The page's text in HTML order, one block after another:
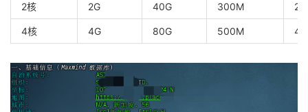
2核 2G 40G 300M 2T
4核 4G 80G 500M 4T